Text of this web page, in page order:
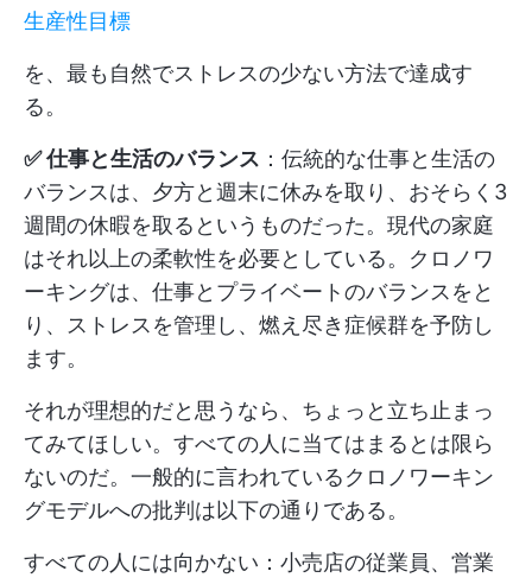
生産性目標
を、最も自然でストレスの少ない方法で達成す
る。
✅ 仕事と生活のバランス ：伝統的な仕事と生活の
バランスは、夕方と週末に休みを取り、おそらく3
週間の休暇を取るというものだった。現代の家庭
はそれ以上の柔軟性を必要としている。クロノワ
ーキングは、仕事とプライベートのバランスをと
り、ストレスを管理し、燃え尽き症候群を予防し
ます。
それが理想的だと思うなら、ちょっと立ち止まっ
てみてほしい。すべての人に当てはまるとは限ら
ないのだ。一般的に言われているクロノワーキン
グモデルへの批判は以下の通りである。
すべての人には向かない：小売店の従業員、営業